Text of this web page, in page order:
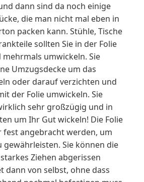
dann sind da noch einige
die man nicht mal eben in
packen kann. Stühle, Tische
sollten Sie in der Folie
umwickeln. Sie
Umzugsdecke um das
oder darauf verzichten und
der Folie umwickeln. Sie
sehr großzügig und in
um Ihr Gut wickeln! Die Folie
angebracht werden, um
gewährleisten. Sie können die
Ziehen abgerissen
dann von selbst, ohne dass